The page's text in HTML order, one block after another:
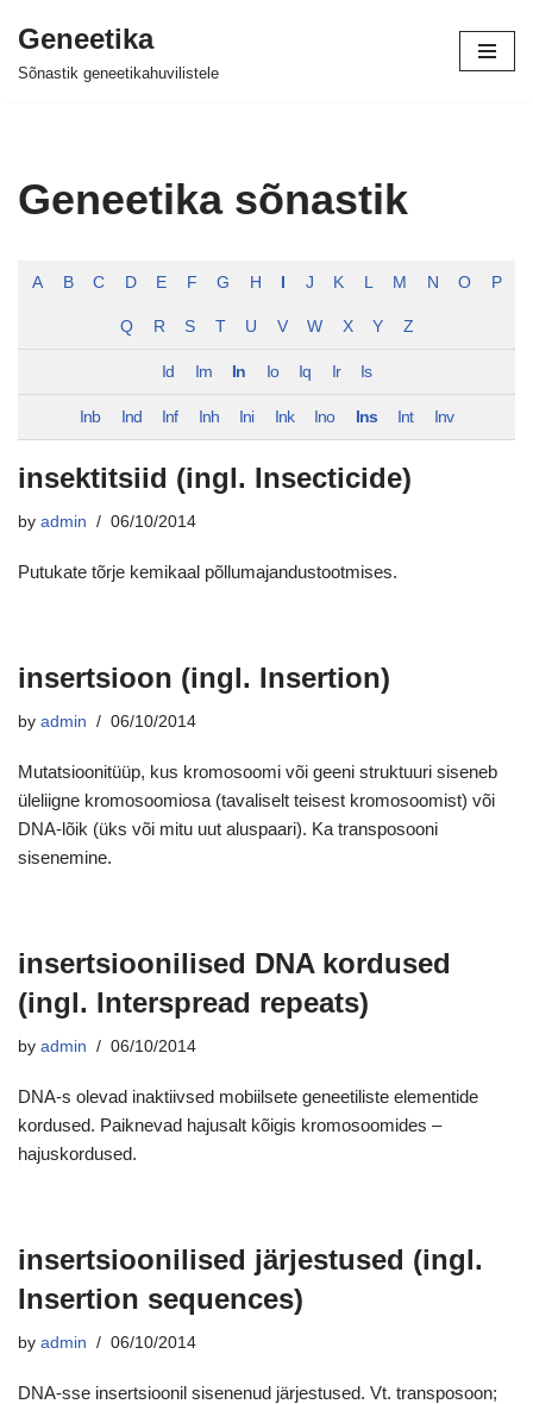
Skip
Geneetika
Sõnastik geneetikahuvilistele
Geneetika sõnastik
A B C D E F G H J K L M N O P
Q R S T U V W X Y Z
Id Im In Io Iq Ir Is
Inb Ind Inf Inh Ini Ink Ino Ins Int Inv
insektitsiid (ingl. Insecticide)
by admin 06/10/2014
Putukate tõrje kemikaal põllumajandustootmises.
insertsioon (ingl. Insertion)
by admin 06/10/2014
Mutatsioonitüüp, kus kromosoomi või geeni struktuuri siseneb
üleliigne kromosoomiosa (tavaliselt teisest kromosoomist) või
DNA-lõik (üks või mitu uut aluspaari). Ka transposooni
sisenemine.
insertsioonilised DNA kordused
(ingl. Interspread repeats)
by admin 06/10/2014
DNA-s olevad inaktiivsed mobiilsete geneetiliste elementide
kordused. Paiknevad hajusalt kõigis kromosoomides –
hajuskordused.
insertsioonilised järjestused (ingl.
Insertion sequences)
by admin 06/10/2014
DNA-sse insertsioonil sisenenud järjestused. Vt. transposoon;